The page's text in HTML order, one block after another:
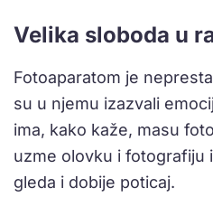
Velika sloboda u
Fotoaparatom je
su u njemu izazvali
ima, kako kaže, masu
uzme olovku i fotografiju
gleda i dobije poticaj.